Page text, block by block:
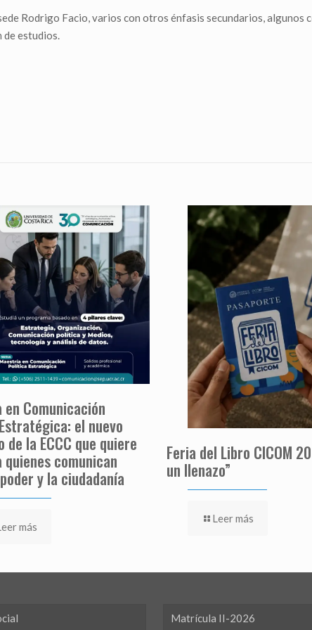
Rodrigo Facio, varios con otros énfasis secundarios, algunos
de estudios.
Comunicación
el nuevo
de la ECCC que quiere
comunican
y la ciudadanía
más
Feria del Libro CICOM
un llenazo”
Leer más
Matrícula II-2026